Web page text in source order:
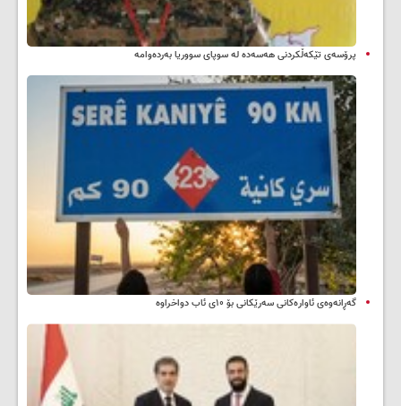
پرۆسەی تێکەڵکردنی هەسەدە لە سوپای سووریا بەردەوامە
گەڕانەوەی ئاوارەکانی سەرێکانی بۆ ۱۰ی ئاب دواخراوە